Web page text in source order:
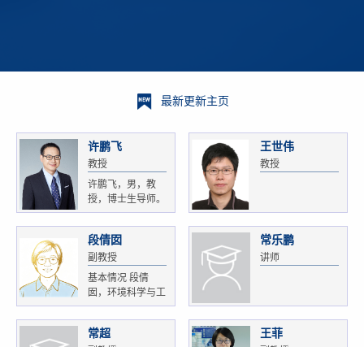
最新更新主页
许鹏飞
教授
许鹏飞，男，教
授，博士生导师。
获...
王世伟
教授
段倩囡
副教授
基本情况 段倩
囡，环境科学与工
程...
常乐鹏
讲师
常超 王菲